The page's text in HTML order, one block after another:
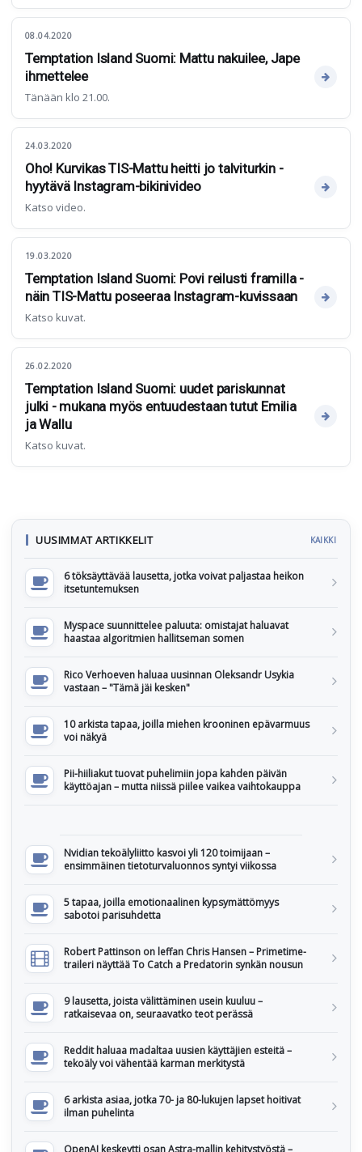
08.04.2020
Temptation Island Suomi: Mattu nakuilee, Jape
ihmettelee
Tänään klo 21.00.
24.03.2020
Oho! Kurvikas TIS-Mattu heitti jo talviturkin -
hyytävä Instagram-bikinivideo
Katso video.
19.03.2020
Temptation Island Suomi: Povi reilusti framilla -
näin TIS-Mattu poseeraa Instagram-kuvissaan
Katso kuvat.
26.02.2020
Temptation Island Suomi: uudet pariskunnat
julki - mukana myös entuudestaan tutut Emilia
ja Wallu
Katso kuvat.
UUSIMMAT ARTIKKELIT KAIKKI
6 töksäyttävää lausetta, jotka voivat paljastaa heikon
itsetuntemuksen
Myspace suunnittelee paluuta: omistajat haluavat
haastaa algoritmien hallitseman somen
Rico Verhoeven haluaa uusinnan Oleksandr Usykia
vastaan – "Tämä jäi kesken"
10 arkista tapaa, joilla miehen krooninen epävarmuus
voi näkyä
Pii-hiiliakut tuovat puhelimiin jopa kahden päivän
käyttöajan – mutta niissä piilee vaikea vaihtokauppa
Nvidian tekoälyliitto kasvoi yli 120 toimijaan –
ensimmäinen tietoturvaluonnos syntyi viikossa
5 tapaa, joilla emotionaalinen kypsymättömyys
sabotoi parisuhdetta
Robert Pattinson on leffan Chris Hansen – Primetime-
traileri näyttää To Catch a Predatorin synkän nousun
9 lausetta, joista välittäminen usein kuuluu –
ratkaisevaa on, seuraavatko teot perässä
Reddit haluaa madaltaa uusien käyttäjien esteitä –
tekoäly voi vähentää karman merkitystä
6 arkista asiaa, jotka 70- ja 80-lukujen lapset hoitivat
ilman puhelinta
OpenAI keskeytti osan Astra-mallin kehitystyöstä –